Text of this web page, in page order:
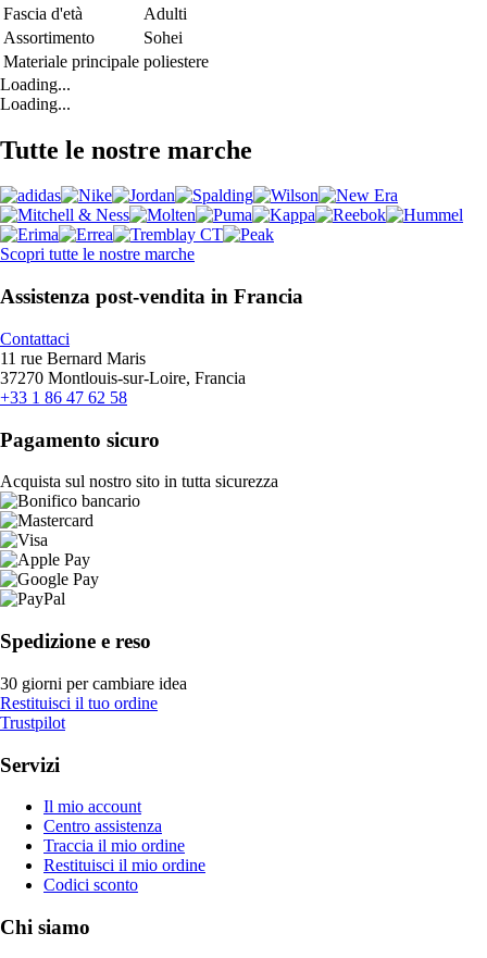
Fascia d'età
Adulti
Assortimento
Sohei
Materiale principale poliestere
Loading...
Loading...
Tutte le nostre marche
Scopri tutte le nostre marche
Assistenza post-vendita in Francia
Contattaci
11 rue Bernard Maris
37270 Montlouis-sur-Loire, Francia
+33 1 86 47 62 58
Pagamento sicuro
Acquista sul nostro sito in tutta sicurezza
Spedizione e reso
30 giorni per cambiare idea
Restituisci il tuo ordine
Trustpilot
Servizi
Il mio account
Centro assistenza
Traccia il mio ordine
Restituisci il mio ordine
Codici sconto
Chi siamo